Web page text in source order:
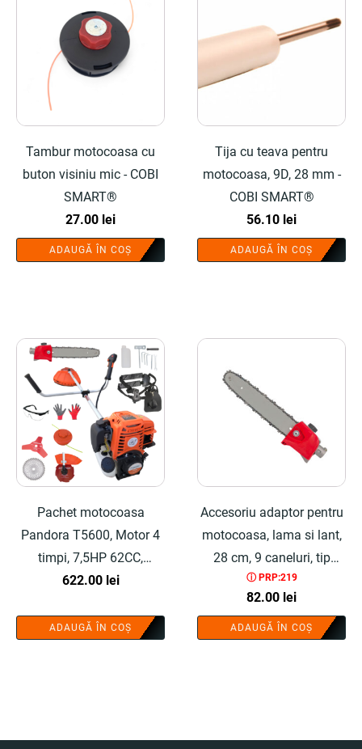
Tambur motocoasa cu
buton visiniu mic - COBI
SMART®
27.00 lei
ADAUGĂ ÎN COȘ
Tija cu teava pentru
motocoasa, 9D, 28 mm -
COBI SMART®
56.10 lei
ADAUGĂ ÎN COȘ
Pachet motocoasa
Pandora T5600, Motor 4
timpi, 7,5HP 62CC,
9000rpm, 5.6 kW, Kit de
include cap tip drujba -
622.00 lei
ADAUGĂ ÎN COȘ
Accesoriu adaptor pentru
motocoasa, lama si lant,
28 cm, 9 caneluri, tip
drujba - COBI SMART®
ⓘ PRP:219
82.00 lei
ADAUGĂ ÎN COȘ